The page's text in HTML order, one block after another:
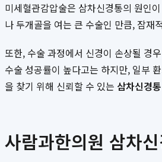
미세혈관감압술은 삼차신경통의 원인
나 두개골을 여는 큰 수술인 만큼, 잠재
또한, 수술 과정에서 신경이 손상될 경
수술 성공률이 높다고는 하지만, 일부
을 찾기 위해 신뢰할 수 있는 삼차신경
사람과한의원 삼차